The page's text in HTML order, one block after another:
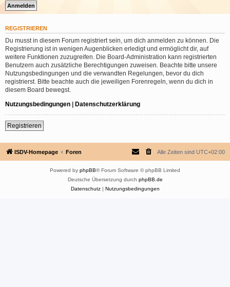
REGISTRIEREN
Du musst in diesem Forum registriert sein, um dich anmelden zu können. Die
Registrierung ist in wenigen Augenblicken erledigt und ermöglicht dir, auf
weitere Funktionen zuzugreifen. Die Board-Administration kann registrierten
Benutzern auch zusätzliche Berechtigungen zuweisen. Beachte bitte unsere
Nutzungsbedingungen und die verwandten Regelungen, bevor du dich
registrierst. Bitte beachte auch die jeweiligen Forenregeln, wenn du dich in
diesem Board bewegst.
Nutzungsbedingungen | Datenschutzerklärung
Registrieren
ISDV-Homepage Foren Alle Zeiten sind UTC+02:00
Powered by phpBB® Forum Software © phpBB Limited
Deutsche Übersetzung durch phpBB.de
Datenschutz| Nutzungsbedingungen